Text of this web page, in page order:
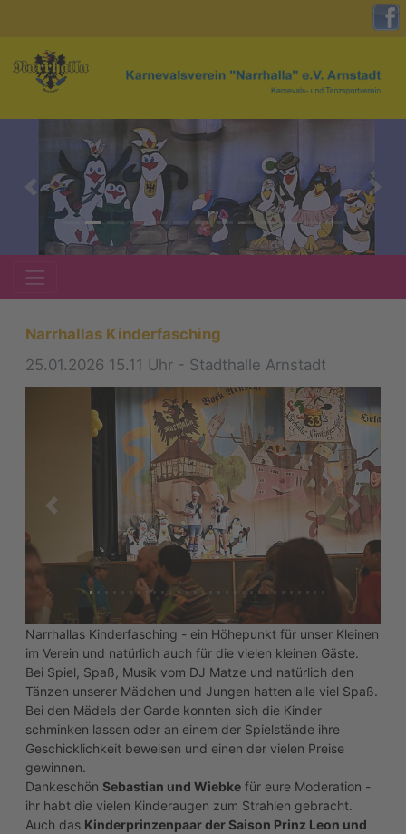
zurück
Narrhallas Kinderfasching
25.01.2026 15.11 Uhr - Stadthalle Arnstadt
zurück weiter
Narrhallas Kinderfasching - ein Höhepunkt für unser Kleinen
im Verein und natürlich auch für die vielen kleinen Gäste.
Bei Spiel, Spaß, Musik vom DJ Matze und natürlich den
Tänzen unserer Mädchen und Jungen hatten alle viel Spaß.
Bei den Mädels der Garde konnten sich die Kinder
schminken lassen oder an einem der Spielstände ihre
Geschicklichkeit beweisen und einen der vielen Preise
gewinnen.
Dankeschön Sebastian und Wiebke für eure Moderation -
ihr habt die vielen Kinderaugen zum Strahlen gebracht.
Auch das Kinderprinzenpaar der Saison Prinz Leon und